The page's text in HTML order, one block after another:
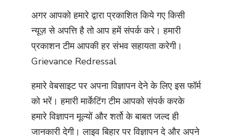
अगर आपको हमारे द्वारा प्रकाशित किये गए किसी
न्यूज़ से अपत्ति है तो आप हमें संपर्क करे। हमारी
प्रकाशन टीम आपकी हर संभव सहायता करेगी।
Grievance Redressal
हमारे वेबसाइट पर अपना विज्ञापन देने के लिए इस फॉर्म
को भरें। हमारी मार्केटिंग टीम आपको संपर्क करके
हमारे विज्ञापन मूल्यों और शर्तो के बाबत जल्द ही
जानकारी देगी। लाइव बिहार पर विज्ञापन दे और अपने